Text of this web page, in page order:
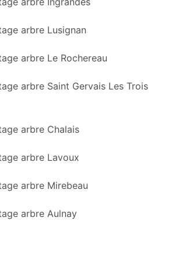
arbre Lusignan
arbre Le Rochereau
arbre Saint Gervais Les Trois
arbre Chalais
arbre Lavoux
arbre Mirebeau
arbre Aulnay